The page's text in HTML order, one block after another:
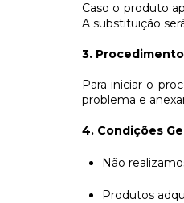
Caso o produto
A substituição
3.
Para iniciar o
problema e
4. Condições
Não
Produtos